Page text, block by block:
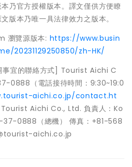
乃官方授權版本。譯文僅供方便瞭
版本乃唯一具法律效力之版本。
瀏覽源版本: https://www.busin
20231129250850/zh-HK/
事宜的聯絡方式] Tourist Aichi C
0888（電話接待時間：9:30~19:0
aichi.co.jp/contact.ht
Tourist Aichi Co., Ltd. 負責人：Ko
0888（總機） 傳真：+81-568
aichi.co.jp